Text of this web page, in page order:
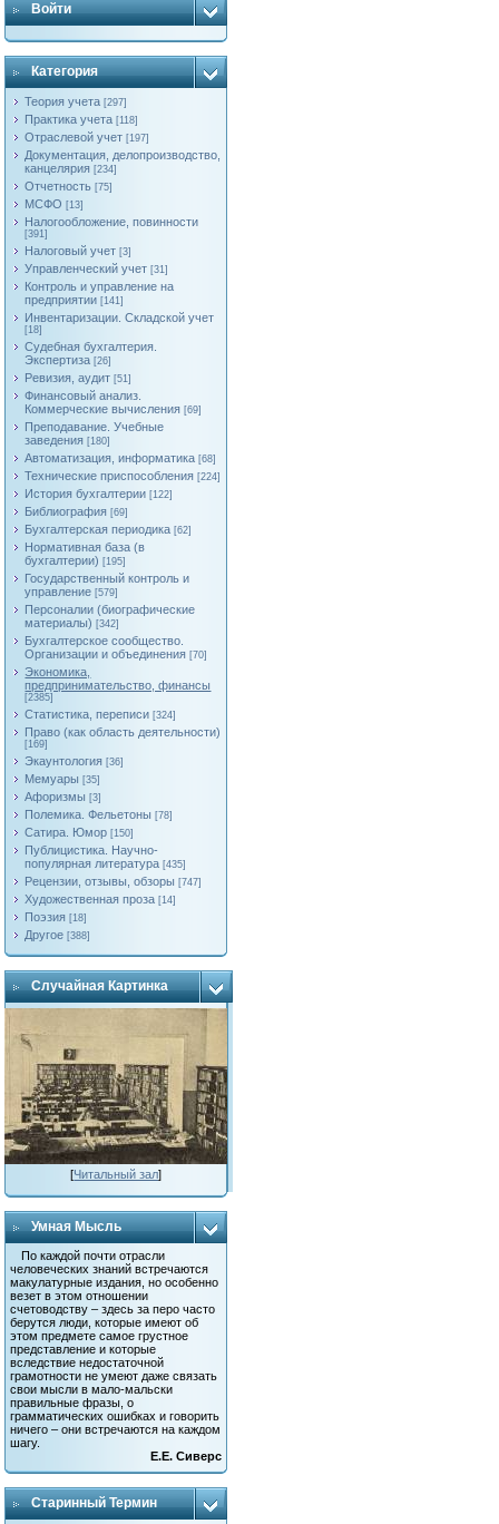
Войти
Категория
Теория учета [297]
Практика учета [118]
Отраслевой учет [197]
Документация, делопроизводство,
канцелярия [234]
Отчетность [75]
МСФО [13]
Налогообложение, повинности
[391]
Налоговый учет [3]
Управленческий учет [31]
Контроль и управление на
предприятии [141]
Инвентаризации. Складской учет
[18]
Судебная бухгалтерия.
Экспертиза [26]
Ревизия, аудит [51]
Финансовый анализ.
Коммерческие вычисления [69]
Преподавание. Учебные
заведения [180]
Автоматизация, информатика [68]
Технические приспособления [224]
История бухгалтерии [122]
Библиография [69]
Бухгалтерская периодика [62]
Нормативная база (в
бухгалтерии) [195]
Государственный контроль и
управление [579]
Персоналии (биографические
материалы) [342]
Бухгалтерское сообщество.
Организации и объединения [70]
Экономика,
предпринимательство, финансы
[2385]
Статистика, переписи [324]
Право (как область деятельности)
[169]
Экаунтология [36]
Мемуары [35]
Афоризмы [3]
Полемика. Фельетоны [78]
Сатира. Юмор [150]
Публицистика. Научно-
популярная литература [435]
Рецензии, отзывы, обзоры [747]
Художественная проза [14]
Поэзия [18]
Другое [388]
Случайная Картинка
[Читальный зал]
Умная Мысль
По каждой почти отрасли
человеческих знаний встречаются
макулатурные издания, но особенно
везет в этом отношении
счетоводству – здесь за перо часто
берутся люди, которые имеют об
этом предмете самое грустное
представление и которые
вследствие недостаточной
грамотности не умеют даже связать
свои мысли в мало-мальски
правильные фразы, о
грамматических ошибках и говорить
ничего – они встречаются на каждом
шагу.
Е.Е. Сиверс
Старинный Термин